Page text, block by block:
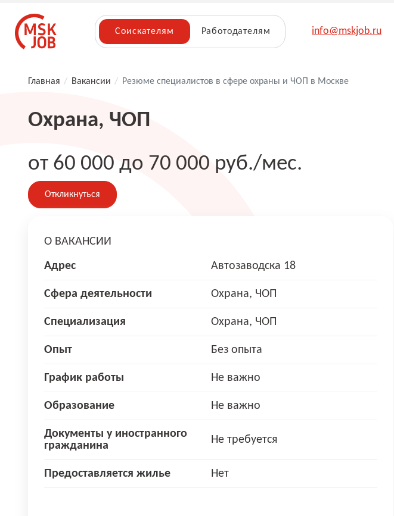
Соискателям Работодателям info@mskjob.ru
Главная / Вакансии / Резюме специалистов в сфере охраны и ЧОП в Москве
Охрана, ЧОП
от 60 000 до 70 000 руб./мес.
Откликнуться
О ВАКАНСИИ
Адрес Автозаводска 18
Сфера деятельности Охрана, ЧОП
Специализация Охрана, ЧОП
Опыт Без опыта
График работы Не важно
Образование Не важно
Документы у иностранного
гражданина
Не требуется
Предоставляется жилье Нет